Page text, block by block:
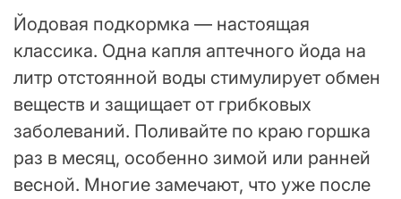
Йодовая подкормка — настоящая
классика. Одна капля аптечного йода на
литр отстоянной воды стимулирует обмен
веществ и защищает от грибковых
заболеваний. Поливайте по краю горшка
раз в месяц, особенно зимой или ранней
весной. Многие замечают, что уже после